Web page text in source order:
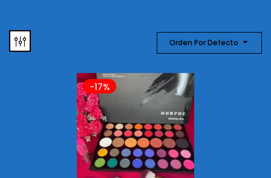
Orden Por Defecto
-17%